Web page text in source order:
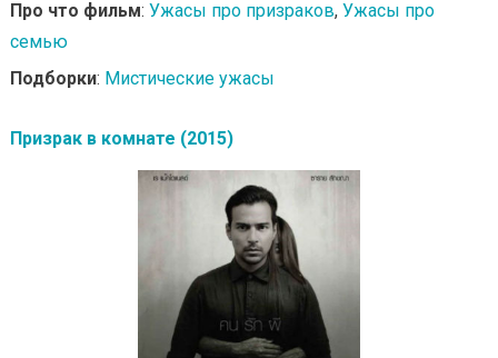
Про что фильм: Ужасы про призраков, Ужасы про
семью
Подборки: Мистические ужасы
Призрак в комнате (2015)